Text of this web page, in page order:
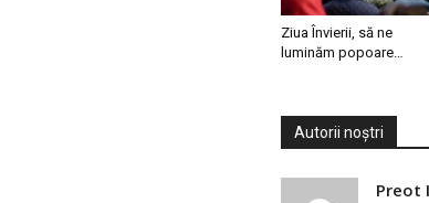
Ziua Învierii, să ne
luminăm popoare…
Autorii noștri
Preot